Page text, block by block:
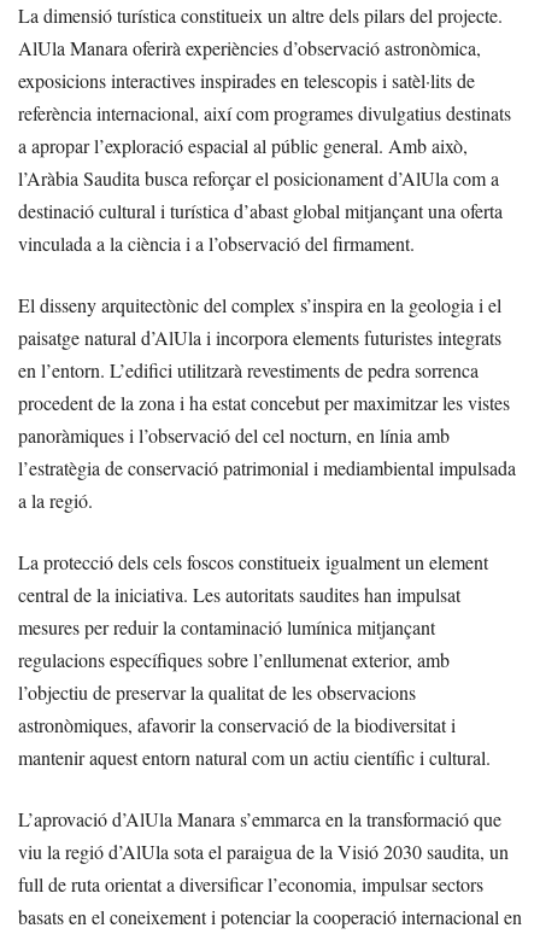
La dimensió turística constitueix un altre dels pilars del projecte.
AlUla Manara oferirà experiències d’observació astronòmica,
exposicions interactives inspirades en telescopis i satèl·lits de
referència internacional, així com programes divulgatius destinats
a apropar l’exploració espacial al públic general. Amb això,
l’Aràbia Saudita busca reforçar el posicionament d’AlUla com a
destinació cultural i turística d’abast global mitjançant una oferta
vinculada a la ciència i a l’observació del firmament.
El disseny arquitectònic del complex s’inspira en la geologia i el
paisatge natural d’AlUla i incorpora elements futuristes integrats
en l’entorn. L’edifici utilitzarà revestiments de pedra sorrenca
procedent de la zona i ha estat concebut per maximitzar les vistes
panoràmiques i l’observació del cel nocturn, en línia amb
l’estratègia de conservació patrimonial i mediambiental impulsada
a la regió.
La protecció dels cels foscos constitueix igualment un element
central de la iniciativa. Les autoritats saudites han impulsat
mesures per reduir la contaminació lumínica mitjançant
regulacions específiques sobre l’enllumenat exterior, amb
l’objectiu de preservar la qualitat de les observacions
astronòmiques, afavorir la conservació de la biodiversitat i
mantenir aquest entorn natural com un actiu científic i cultural.
L’aprovació d’AlUla Manara s’emmarca en la transformació que
viu la regió d’AlUla sota el paraigua de la Visió 2030 saudita, un
full de ruta orientat a diversificar l’economia, impulsar sectors
basats en el coneixement i potenciar la cooperació internacional en